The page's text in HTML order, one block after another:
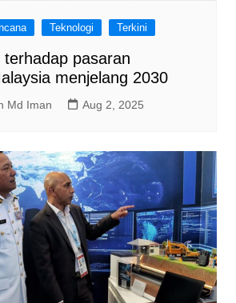
Teknologi Terkini
pasaran
menjelang 2030
Md Iman Aug 2, 2025